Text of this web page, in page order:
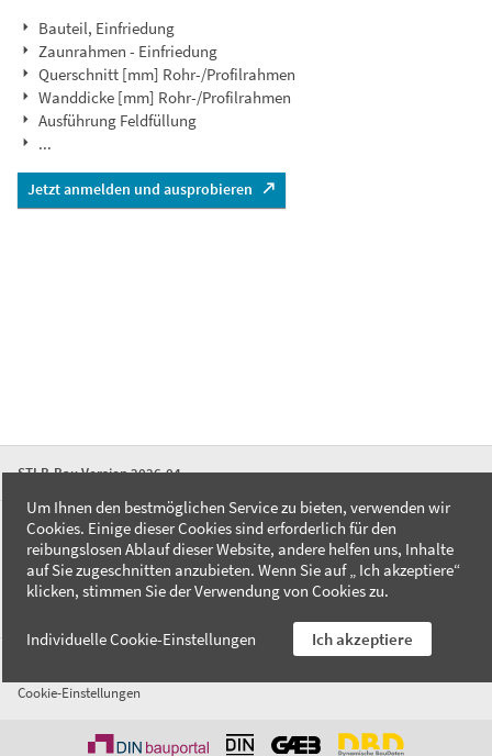
Bauteil, Einfriedung
Zaunrahmen - Einfriedung
Querschnitt [mm] Rohr-/Profilrahmen
Wanddicke [mm] Rohr-/Profilrahmen
Ausführung Feldfüllung
...
Jetzt anmelden und ausprobieren
STLB-Bau Version 2026-04
FAQ
Kontakt
Datenschutzerklärung
Cookie-Einstellungen
Um Ihnen den bestmöglichen Service zu bieten, verwenden wir
Cookies. Einige dieser Cookies sind erforderlich für den
reibungslosen Ablauf dieser Website, andere helfen uns, Inhalte
auf Sie zugeschnitten anzubieten. Wenn Sie auf „ Ich akzeptiere“
klicken, stimmen Sie der Verwendung von Cookies zu.
Individuelle Cookie-Einstellungen Ich akzeptiere